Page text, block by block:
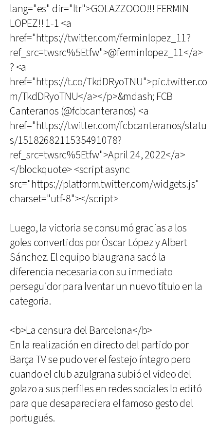
lang="es" dir="ltr">GOLAZZOOO!!! FERMIN
LOPEZ!! 1-1 <a
href="https://twitter.com/ferminlopez_11?
ref_src=twsrc%5Etfw">@ferminlopez_11</a>
? <a
href="https://t.co/TkdDRyoTNU">pic.twitter.co
m/TkdDRyoTNU</a></p>&mdash; FCB
Canteranos (@fcbcanteranos) <a
href="https://twitter.com/fcbcanteranos/statu
s/1518268211535491078?
ref_src=twsrc%5Etfw">April 24, 2022</a>
</blockquote> <script async
src="https://platform.twitter.com/widgets.js"
charset="utf-8"></script>
Luego, la victoria se consumó gracias a los
goles convertidos por Óscar López y Albert
Sánchez. El equipo blaugrana sacó la
diferencia necesaria con su inmediato
perseguidor para lventar un nuevo título en la
categoría.
<b>La censura del Barcelona</b>
En la realización en directo del partido por
Barça TV se pudo ver el festejo íntegro pero
cuando el club azulgrana subió el vídeo del
golazo a sus perfiles en redes sociales lo editó
para que desapareciera el famoso gesto del
portugués.